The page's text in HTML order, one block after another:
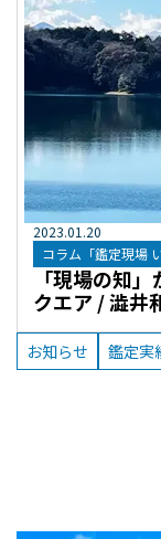
2023.01.20
コラム「鑑定現場
「現場の知
クエア / 澁井
お知らせ 鑑定実